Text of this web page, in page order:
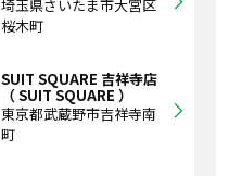
埼玉県さいたま市大宮区
桜木町
SUIT SQUARE 吉祥寺店
（ SUIT SQUARE ）
東京都武蔵野市吉祥寺南
町